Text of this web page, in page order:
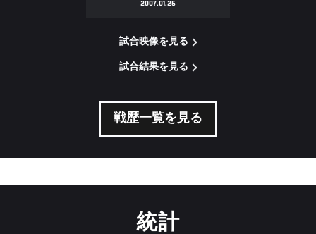
2007.01.25
試合映像を見る
試合結果を見る
戦歴一覧を見る
統計